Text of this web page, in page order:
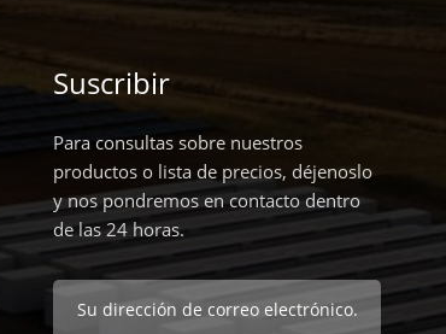
Suscribir
Para consultas sobre nuestros
productos o lista de precios, déjenoslo
y nos pondremos en contacto dentro
de las 24 horas.